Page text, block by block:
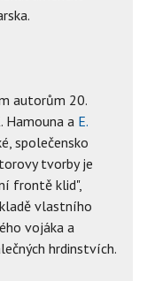
autorům 20.
Hamouna a E.
společensko
tvorby je
frontě klid",
vlastního
vojáka a
hrdinstvích.